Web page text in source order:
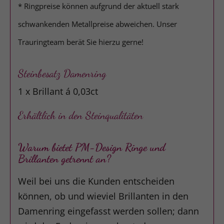
* Ringpreise können aufgrund der aktuell stark
schwankenden Metallpreise abweichen. Unser
Trauringteam berät Sie hierzu gerne!
Steinbesatz Damenring
1 x Brillant á 0,03ct
Erhältlich in den Steinqualitäten
Warum bietet PM-Design Ringe und
Brillanten getrennt an?
Weil bei uns die Kunden entscheiden
können, ob und wieviel Brillanten in den
Damenring eingefasst werden sollen; dann